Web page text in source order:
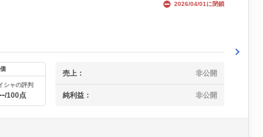
2026/04/01に閉鎖
シャの評判
/100点
売上： 非公開
純利益： 非公開